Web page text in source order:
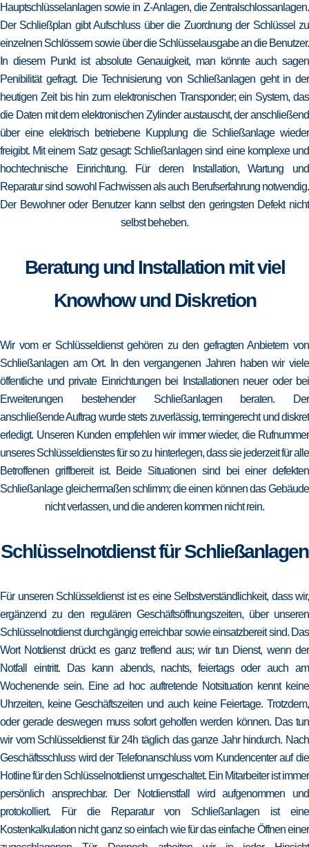
Hauptschlüsselanlagen sowie in Z-Anlagen, die Zentralschlossanlagen.
Der Schließplan gibt Aufschluss über die Zuordnung der Schlüssel zu
einzelnen Schlössern sowie über die Schlüsselausgabe an die Benutzer.
In diesem Punkt ist absolute Genauigkeit, man könnte auch sagen
Penibilität gefragt. Die Technisierung von Schließanlagen geht in der
heutigen Zeit bis hin zum elektronischen Transponder; ein System, das
die Daten mit dem elektronischen Zylinder austauscht, der anschließend
über eine elektrisch betriebene Kupplung die Schließanlage wieder
freigibt. Mit einem Satz gesagt: Schließanlagen sind eine komplexe und
hochtechnische Einrichtung. Für deren Installation, Wartung und
Reparatur sind sowohl Fachwissen als auch Berufserfahrung notwendig.
Der Bewohner oder Benutzer kann selbst den geringsten Defekt nicht
selbst beheben.
Beratung und Installation mit viel
Knowhow und Diskretion
Wir vom er Schlüsseldienst gehören zu den gefragten Anbietern von
Schließanlagen am Ort. In den vergangenen Jahren haben wir viele
öffentliche und private Einrichtungen bei Installationen neuer oder bei
Erweiterungen bestehender Schließanlagen beraten. Der
anschließende Auftrag wurde stets zuverlässig, termingerecht und diskret
erledigt. Unseren Kunden empfehlen wir immer wieder, die Rufnummer
unseres Schlüsseldienstes für so zu hinterlegen, dass sie jederzeit für alle
Betroffenen griffbereit ist. Beide Situationen sind bei einer defekten
Schließanlage gleichermaßen schlimm; die einen können das Gebäude
nicht verlassen, und die anderen kommen nicht rein.
Schlüsselnotdienst für Schließanlagen
Für unseren Schlüsseldienst ist es eine Selbstverständlichkeit, dass wir,
ergänzend zu den regulären Geschäftsöffnungszeiten, über unseren
Schlüsselnotdienst durchgängig erreichbar sowie einsatzbereit sind. Das
Wort Notdienst drückt es ganz treffend aus; wir tun Dienst, wenn der
Notfall eintritt. Das kann abends, nachts, feiertags oder auch am
Wochenende sein. Eine ad hoc auftretende Notsituation kennt keine
Uhrzeiten, keine Geschäftszeiten und auch keine Feiertage. Trotzdem,
oder gerade deswegen muss sofort geholfen werden können. Das tun
wir vom Schlüsseldienst für 24h täglich das ganze Jahr hindurch. Nach
Geschäftsschluss wird der Telefonanschluss vom Kundencenter auf die
Hotline für den Schlüsselnotdienst umgeschaltet. Ein Mitarbeiter ist immer
persönlich ansprechbar. Der Notdienstfall wird aufgenommen und
protokolliert. Für die Reparatur von Schließanlagen ist eine
Kostenkalkulation nicht ganz so einfach wie für das einfache Öffnen einer